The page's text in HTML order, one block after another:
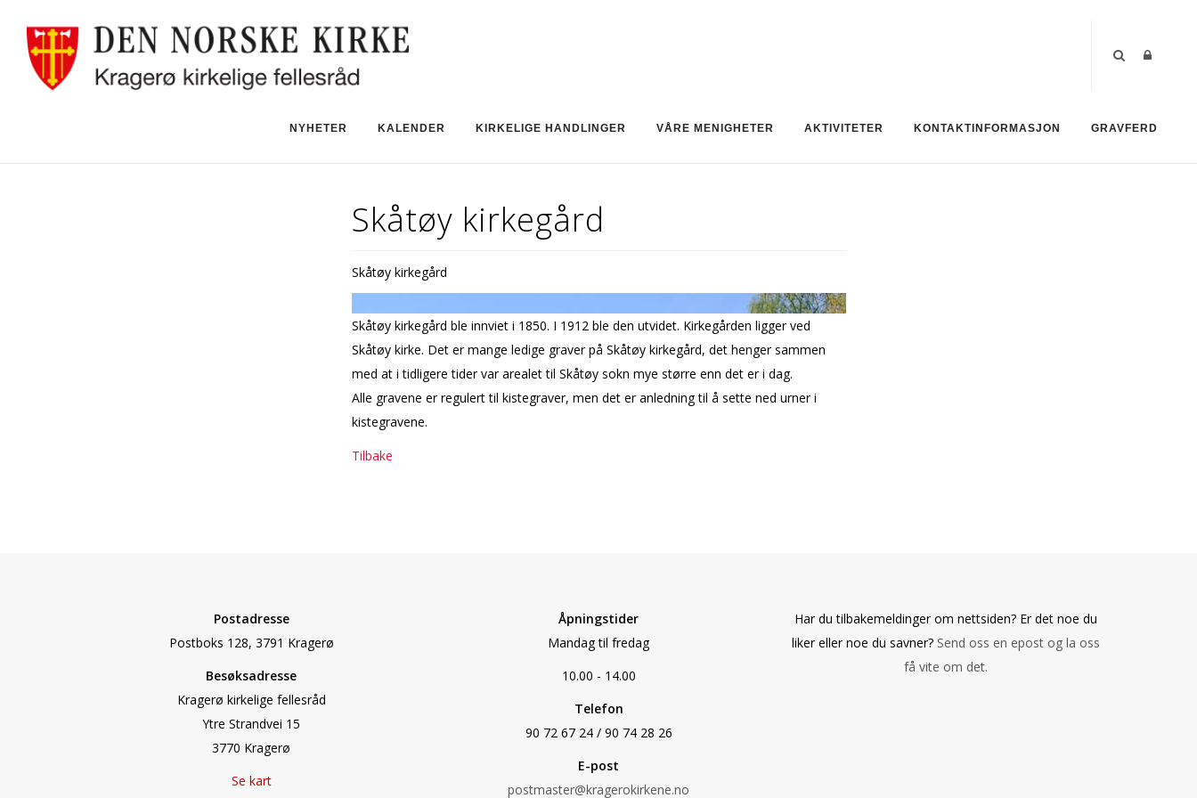
NYHETER KALENDER KIRKELIGE HANDLINGER VÅRE MENIGHETER AKTIVITETER KONTAKTINFORMASJON GRAVFERD
Skåtøy kirkegård
Skåtøy kirkegård
Skåtøy kirkegård ble innviet i 1850. I 1912 ble den utvidet. Kirkegården ligger ved
Skåtøy kirke. Det er mange ledige graver på Skåtøy kirkegård, det henger sammen
med at i tidligere tider var arealet til Skåtøy sokn mye større enn det er i dag.
Alle gravene er regulert til kistegraver, men det er anledning til å sette ned urner i
kistegravene.
Tilbake
Postadresse
Postboks 128, 3791 Kragerø
Besøksadresse
Kragerø kirkelige fellesråd
Ytre Strandvei 15
3770 Kragerø
Se kart
Åpningstider
Mandag til fredag
10.00 - 14.00
Telefon
90 72 67 24 / 90 74 28 26
E-post
postmaster@kragerokirkene.no
Har du tilbakemeldinger om nettsiden? Er det noe du
liker eller noe du savner? Send oss en epost og la oss
få vite om det.